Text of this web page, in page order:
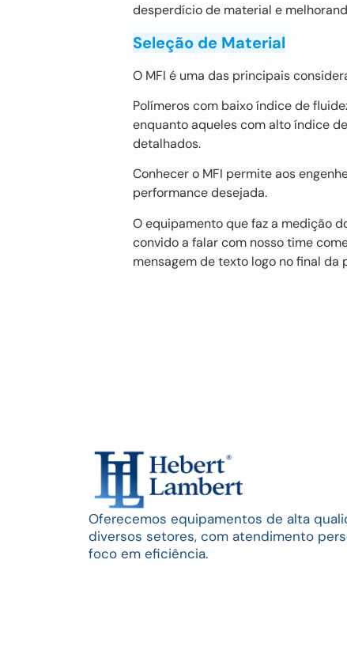
desperdício de material e
Seleção de Material
O MFI é uma das principais
Polímeros com baixo índice de
enquanto aqueles com alto índice
detalhados.
Conhecer o MFI permite aos
performance desejada.
O equipamento que faz a medição
convido a falar com nosso time
mensagem de texto logo no final
Oferecemos equipamentos de alta
diversos setores, com atendimento
foco em eficiência.